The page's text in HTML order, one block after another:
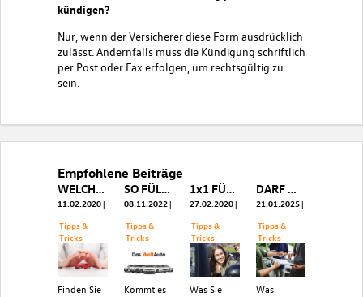
kündigen?
Nur, wenn der Versicherer diese Form ausdrücklich
zulässt. Andernfalls muss die Kündigung schriftlich
per Post oder Fax erfolgen, um rechtsgültig zu
sein.
Empfohlene Beiträge
WELCHE VERSICHERUNG PASST ZU MIR?
11.02.2020
Tipps &
Tricks
Finden Sie
SO FÜLLT MAN DEN UNFALLBERICHT RICHTIG AUS
08.11.2022
Tipps &
Tricks
Kommt es
1x1 FÜR DAS ERSTE AUTO
27.02.2020
Tipps &
Tricks
Was Sie
DARF MAN AUTO FAHREN, WENN ES NICHT VERSICHERT IST?
21.01.2025
Tipps &
Tricks
Was